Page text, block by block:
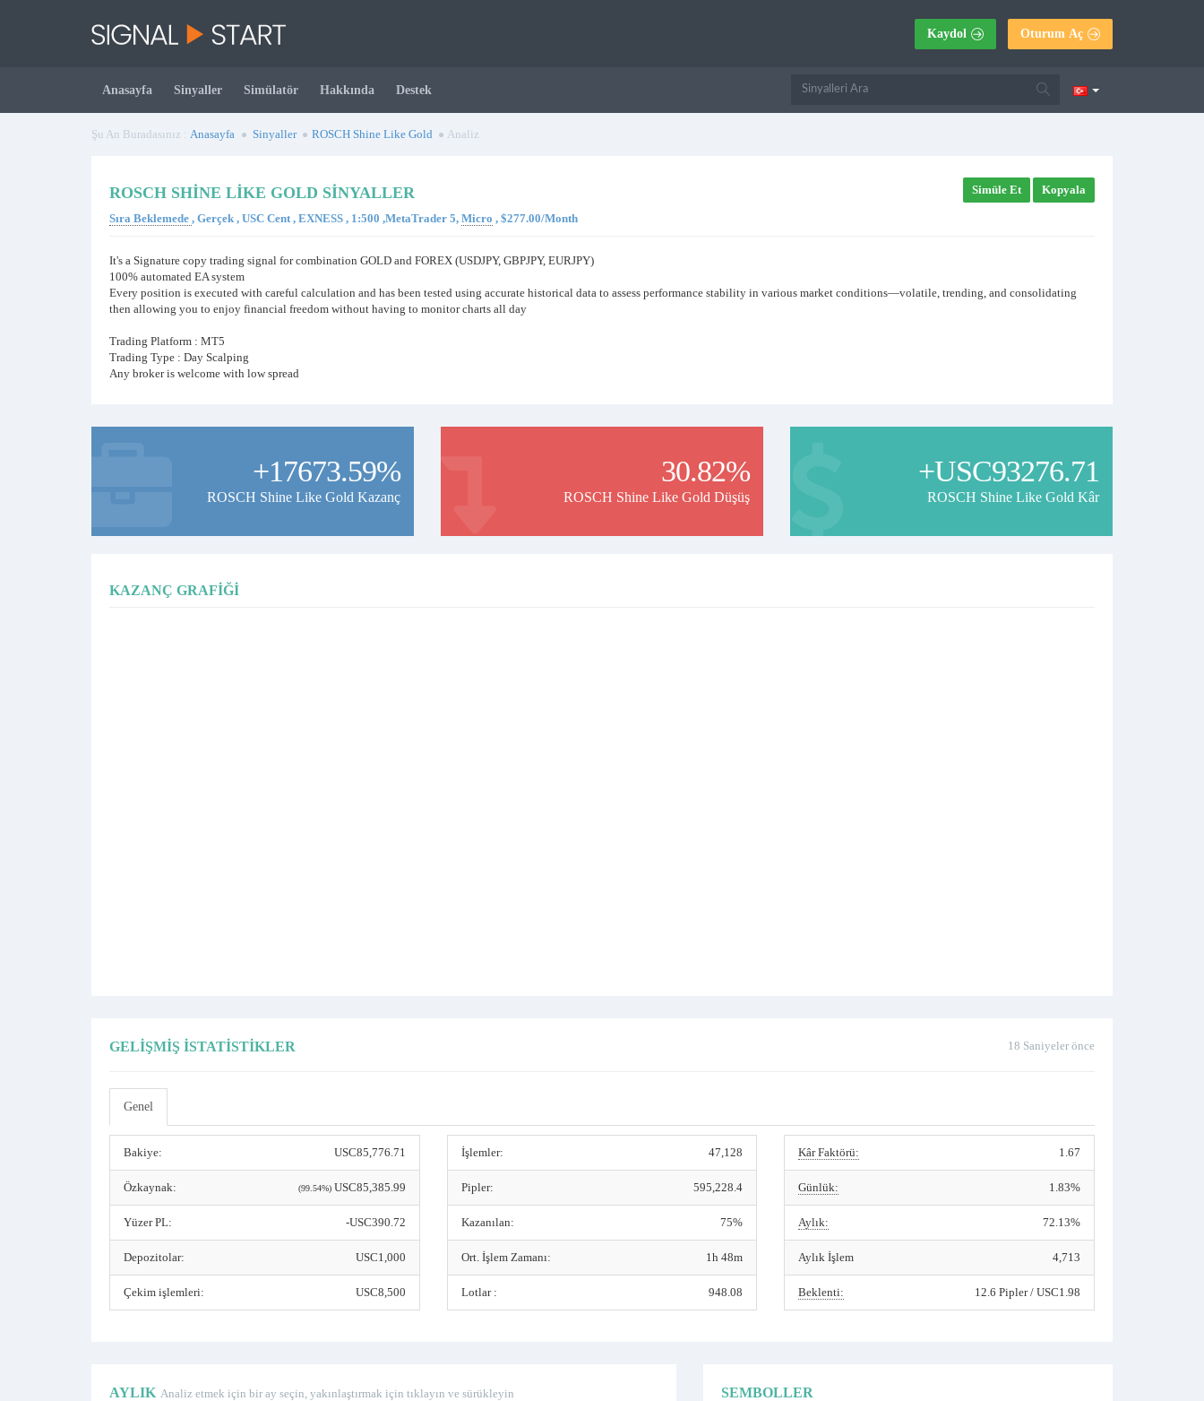
Kaydol Oturum Aç
Anasayfa Sinyaller Simülatör Hakkında Destek
Şu An Buradasınız : Anasayfa Sinyaller ROSCH Shine Like Gold Analiz
ROSCH SHINE LIKE GOLD SINYALLER
Sıra Beklemede , Gerçek , USC Cent , EXNESS , 1:500 ,MetaTrader 5, Micro , $277.00/Month
Simüle Et Kopyala
It's a Signature copy trading signal for combination GOLD and FOREX (USDJPY, GBPJPY, EURJPY)
100% automated EA system
Every position is executed with careful calculation and has been tested using accurate historical data to assess performance stability in various market conditions—volatile, trending, and consolidating
then allowing you to enjoy financial freedom without having to monitor charts all day
Trading Platform : MT5
Trading Type : Day Scalping
Any broker is welcome with low spread
+17673.59%
ROSCH Shine Like Gold Kazanç
30.82%
ROSCH Shine Like Gold Düşüş
+USC93276.71
ROSCH Shine Like Gold Kâr
KAZANÇ GRAFIĞI
18 Saniyeler önce
GELIŞMIŞ İSTATISTIKLER
Genel
Bakiye: USC85,776.71
Özkaynak: (99.54%)USC85,385.99
Yüzer PL: -USC390.72
Depozitolar: USC1,000
Çekim işlemleri: USC8,500
İşlemler: 47,128
Pipler: 595,228.4
Kazanılan: 75%
Ort. İşlem Zamanı: 1h 48m
Lotlar : 948.08
Kâr Faktörü: 1.67
Günlük: 1.83%
Aylık: 72.13%
Aylık İşlem 4,713
Beklenti: 12.6 Pipler / USC1.98
AYLIK Analiz etmek için bir ay seçin, yakınlaştırmak için tıklayın ve sürükleyin SEMBOLLER